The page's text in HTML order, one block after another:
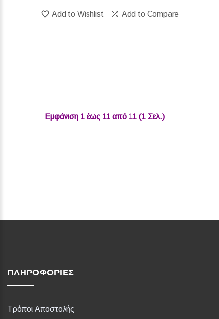
Add to Wishlist Add to Compare
Εμφάνιση 1 έως 11 από 11 (1 Σελ.)‎
ΠΛΗΡΟΦΟΡΊΕΣ
Τρόποι Αποστολής